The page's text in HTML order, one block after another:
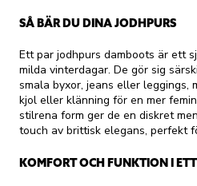
SÅ BÄR DU DINA JODHPURS
Ett par jodhpurs damboots är ett
milda vinterdagar. De gör sig
smala byxor, jeans eller leggings,
kjol eller klänning för en mer
stilrena form ger de en diskret
touch av brittisk elegans, perfekt
KOMFORT OCH FUNKTION I ETT